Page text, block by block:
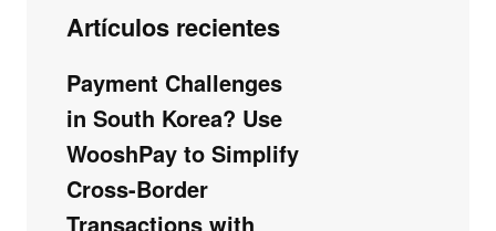
Artículos recientes
Payment Challenges
in South Korea? Use
WooshPay to Simplify
Cross-Border
Transactions with